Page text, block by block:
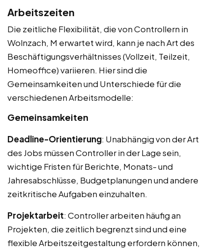
Arbeitszeiten
Die zeitliche Flexibilität, die von Controllern in
Wolnzach, M erwartet wird, kann je nach Art des
Beschäftigungsverhältnisses (Vollzeit, Teilzeit,
Homeoffice) variieren. Hier sind die
Gemeinsamkeiten und Unterschiede für die
verschiedenen Arbeitsmodelle:
Gemeinsamkeiten
Deadline-Orientierung: Unabhängig von der Art
des Jobs müssen Controller in der Lage sein,
wichtige Fristen für Berichte, Monats- und
Jahresabschlüsse, Budgetplanungen und andere
zeitkritische Aufgaben einzuhalten.
Projektarbeit: Controller arbeiten häufig an
Projekten, die zeitlich begrenzt sind und eine
flexible Arbeitszeitgestaltung erfordern können,